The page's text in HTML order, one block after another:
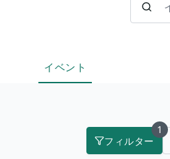
イベント
フィルター
1